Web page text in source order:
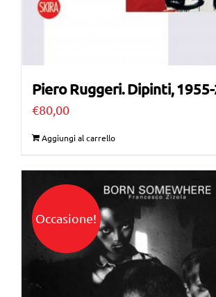
Piero Ruggeri. Dipinti,
€80,00
Aggiungi al carrello
Occasione!